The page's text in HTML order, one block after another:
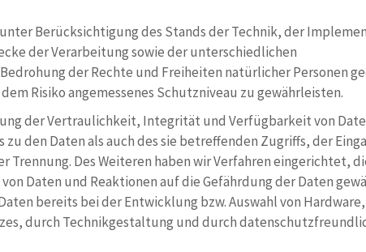
Berücksichtigung des Stands der Technik, der
der Verarbeitung sowie der unterschiedlichen
der Rechte und Freiheiten natürlicher Personen
Risiko angemessenes Schutzniveau zu gewährleisten.
der Vertraulichkeit, Integrität und Verfügbarkeit von
den Daten als auch des sie betreffenden Zugriffs, der
Des Weiteren haben wir Verfahren eingerichtet,
Daten und Reaktionen auf die Gefährdung der Daten
bereits bei der Entwicklung bzw. Auswahl von
durch Technikgestaltung und durch